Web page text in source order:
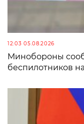
12:03 05.08.2026
Минобороны
беспилотников